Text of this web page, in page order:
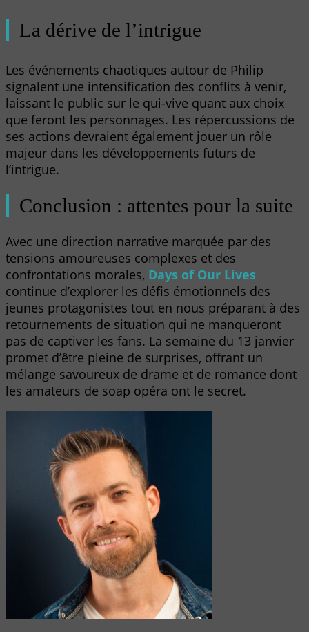
La dérive de l’intrigue
Les événements chaotiques autour de Philip
signalent une intensification des conflits à venir,
laissant le public sur le qui-vive quant aux choix
que feront les personnages. Les répercussions de
ses actions devraient également jouer un rôle
majeur dans les développements futurs de
l’intrigue.
Conclusion : attentes pour la suite
Avec une direction narrative marquée par des
tensions amoureuses complexes et des
confrontations morales, Days of Our Lives
continue d’explorer les défis émotionnels des
jeunes protagonistes tout en nous préparant à des
retournements de situation qui ne manqueront
pas de captiver les fans. La semaine du 13 janvier
promet d’être pleine de surprises, offrant un
mélange savoureux de drame et de romance dont
les amateurs de soap opéra ont le secret.